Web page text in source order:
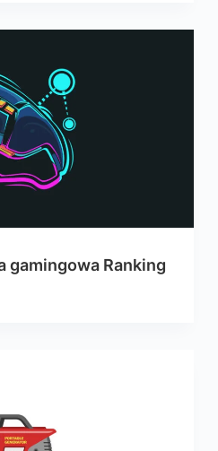
gamingowa Ranking